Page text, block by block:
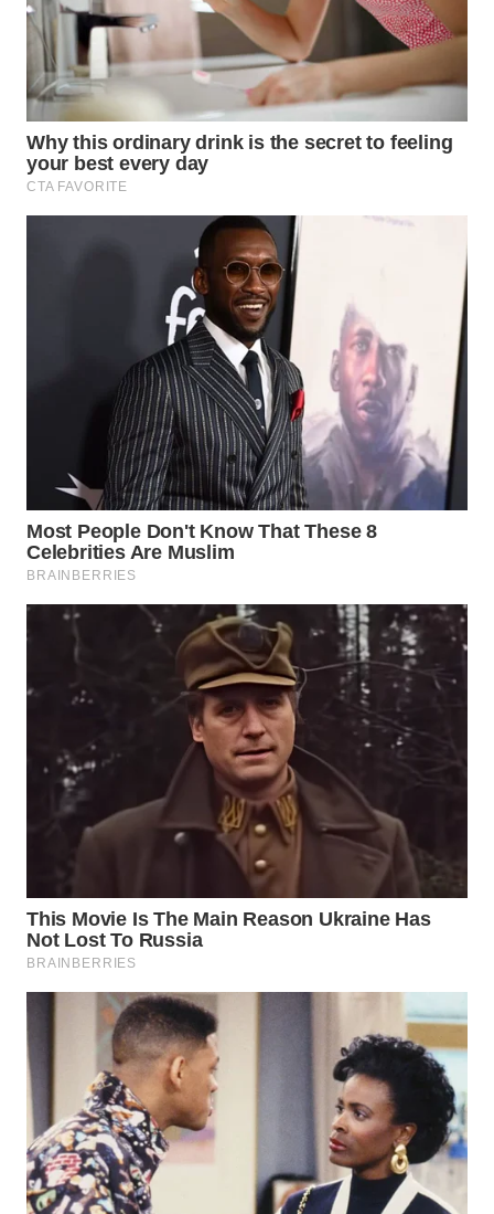
Wahana
Media
Group
WAHANA
NEWS
WAHANA
WAHANA
INFRASTRUKTUR
WAHANA
KONSUMEN
WAHANA
LISTRIK
WAHANA
TRAVEL
WAHANA
WAHANANEWS
ID
CO ID
WAHANANEWS
WAHANA
WAHANA
UMKM
WAHANA